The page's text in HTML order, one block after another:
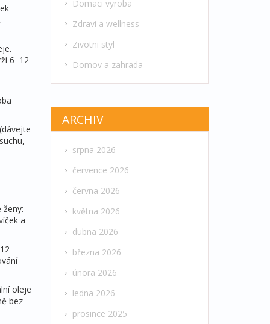
6–12
a
oleje
bez
Domaci vyroba
Zdravi a wellness
Zivotni styl
Domov a zahrada
ARCHIV
srpna 2026
července 2026
června 2026
května 2026
dubna 2026
března 2026
února 2026
ledna 2026
prosince 2025